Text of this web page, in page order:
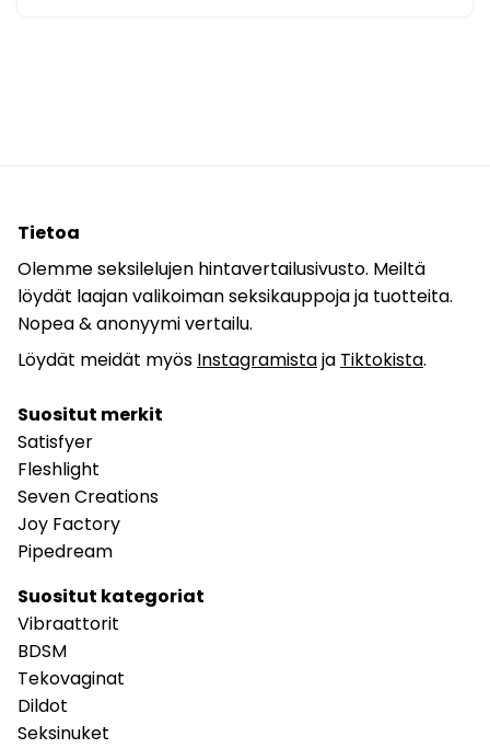
Tietoa
Olemme seksilelujen hintavertailusivusto. Meiltä
löydät laajan valikoiman seksikauppoja ja tuotteita.
Nopea & anonyymi vertailu.
Löydät meidät myös Instagramistaja Tiktokista.
Suositut merkit
Satisfyer
Fleshlight
Seven Creations
Joy Factory
Pipedream
Suositut kategoriat
Vibraattorit
BDSM
Tekovaginat
Dildot
Seksinuket